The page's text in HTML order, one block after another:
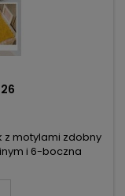
z motylami zdobny
i 6-boczna
z tulipanami –